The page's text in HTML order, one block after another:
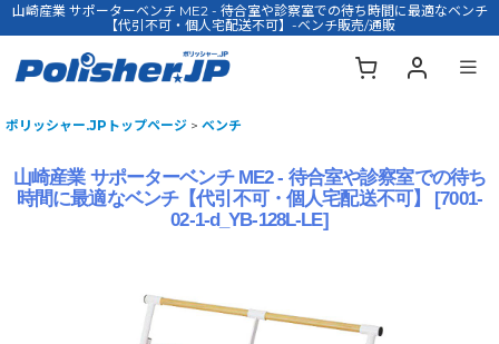
山崎産業 サポーターベンチ ME2 - 待合室や診察室での待ち時間に最適なベンチ
【代引不可・個人宅配送不可】-ベンチ販売/通販
ポリッシャー.JPトップページ > ベンチ
山崎産業 サポーターベンチ ME2 - 待合室や診察室での待ち
時間に最適なベンチ【代引不可・個人宅配送不可】
[7001-
02-1-d_YB-128L-LE]